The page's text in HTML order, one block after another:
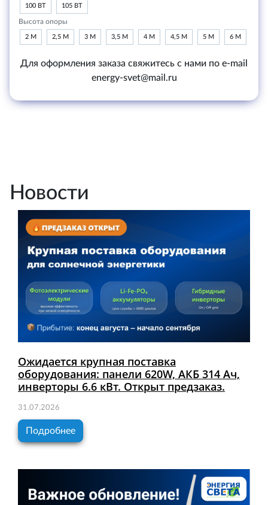
100 ВТ 105 ВТ
Высота опоры
2 М 2,5 М 3 М 3,5 М 4 М 4,5 М 5 М 6 М
Для оформления заказа свяжитесь с нами по e-mail
energy-svet@mail.ru
Новости
Ожидается крупная поставка
оборудования: панели 620W, АКБ 314 Ач,
инверторы 6.6 кВт. Открыт предзаказ.
31.07.2026
Подробнее